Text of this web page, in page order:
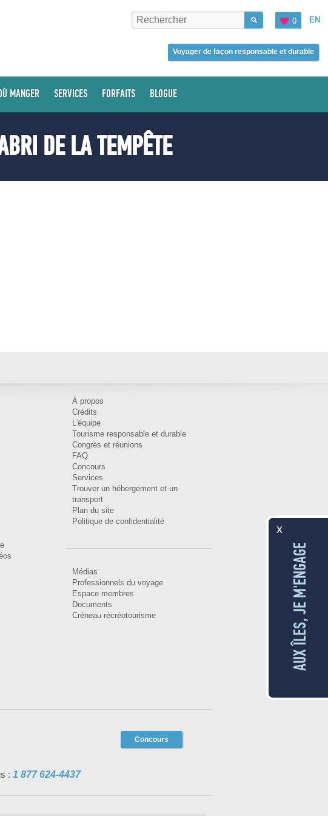
EN
0
Voyager de façon responsable et durable
MANGER SERVICES FORFAITS BLOGUE
DE LA TEMPÊTE
À propos
Crédits
L'équipe
Tourisme responsable et durable
Congrès et réunions
FAQ
Concours
Services
Trouver un hébergement et un
transport
Plan du site
Politique de confidentialité
Médias
Professionnels du voyage
Espace membres
Documents
Créneau récréotourisme
Concours
: 1 877 624-4437
x
AUX ÎLES, JE M'ENGAGE